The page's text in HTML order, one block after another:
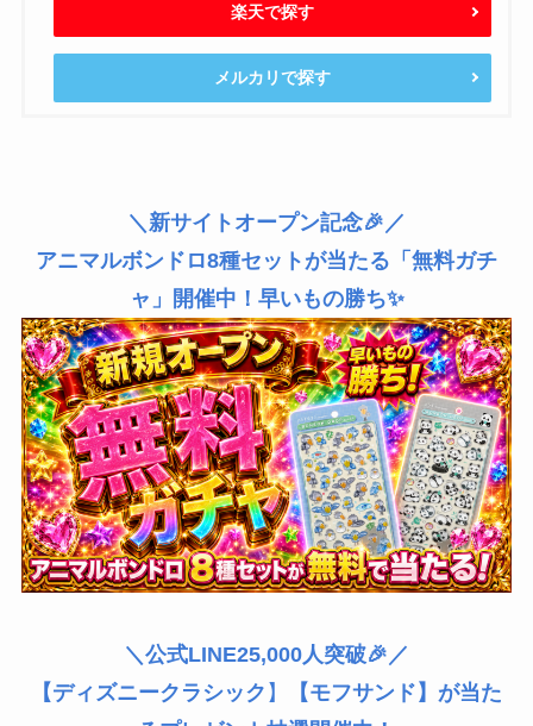
楽天で探す
メルカリで探す
＼新サイトオープン記念🎉／
アニマルボンドロ8種セットが当たる「無料ガチ
ャ」開催中！早いもの勝ち✨
＼公式LINE25,000人突破🎉／
【ディズニークラシック 】
【モフサンド】が当た